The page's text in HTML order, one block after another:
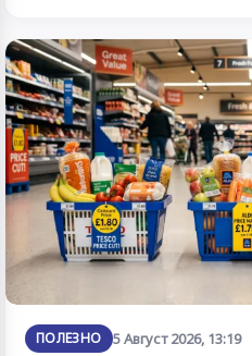
ПОЛЕЗНО 5 Август 2026, 13:19